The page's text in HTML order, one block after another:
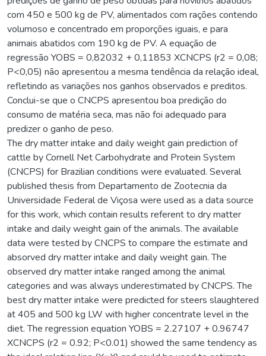
com 450 e 500 kg de PV, alimentados com rações contendo
volumoso e concentrado em proporções iguais, e para
animais abatidos com 190 kg de PV. A equação de
regressão YOBS = 0,82032 + 0,11853 XCNCPS (r2 = 0,08;
P<0,05) não apresentou a mesma tendência da relação ideal,
refletindo as variações nos ganhos observados e preditos.
Conclui-se que o CNCPS apresentou boa predição do
consumo de matéria seca, mas não foi adequado para
predizer o ganho de peso.
The dry matter intake and daily weight gain prediction of
cattle by Cornell Net Carbohydrate and Protein System
(CNCPS) for Brazilian conditions were evaluated. Several
published thesis from Departamento de Zootecnia da
Universidade Federal de Viçosa were used as a data source
for this work, which contain results referent to dry matter
intake and daily weight gain of the animals. The available
data were tested by CNCPS to compare the estimate and
absorved dry matter intake and daily weight gain. The
observed dry matter intake ranged among the animal
categories and was always underestimated by CNCPS. The
best dry matter intake were predicted for steers slaughtered
at 405 and 500 kg LW with higher concentrate level in the
diet. The regression equation YOBS = 2.27107 + 0.96747
XCNCPS (r2 = 0.92; P<0.01) showed the same tendency as